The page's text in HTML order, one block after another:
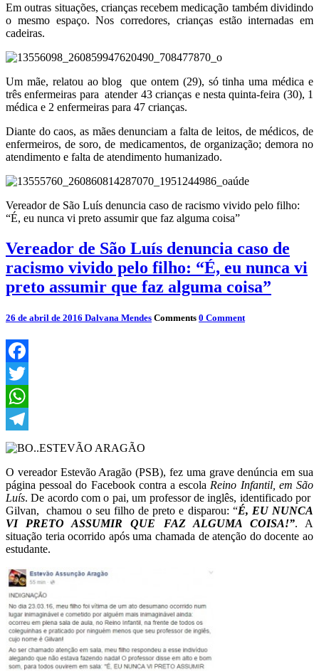
Em outras situações, crianças recebem medicação também dividindo
o mesmo espaço. Nos corredores, crianças estão internadas em
cadeiras.
Um mãe, relatou ao blog que ontem (29), só tinha uma médica e
três enfermeiras para atender 43 crianças e nesta quinta-feira (30), 1
médica e 2 enfermeiras para 47 crianças.
Diante do caos, as mães denunciam a falta de leitos, de médicos, de
enfermeiros, de soro, de medicamentos, de organização; demora no
atendimento e falta de atendimento humanizado.
aúde
Vereador de São Luís denuncia caso de racismo vivido pelo filho:
“É, eu nunca vi preto assumir que faz alguma coisa”
Vereador de São Luís denuncia caso de
racismo vivido pelo filho: “É, eu nunca vi
preto assumir que faz alguma coisa”
26 de abril de 2016 Dalvana Mendes Comments 0 Comment
Facebook
Twitter
WhatsApp
Telegram
O vereador Estevão Aragão (PSB), fez uma grave denúncia em sua
página pessoal do Facebook contra a escola Reino Infantil, em São
Luís. De acordo com o pai, um professor de inglês, identificado por
Gilvan, chamou o seu filho de preto e disparou: “É, EU NUNCA
VI PRETO ASSUMIR QUE FAZ ALGUMA COISA!”. A
situação teria ocorrido após uma chamada de atenção do docente ao
estudante.